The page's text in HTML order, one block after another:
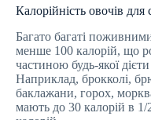
Калорійність овочів для
Багато багаті
менше 100 калорій, що
частиною будь-якої
Наприклад, брокколі,
баклажани, горох,
мають до 30 калорій в